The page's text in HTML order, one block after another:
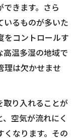
きます。さら
いるものが多いた
をコントロールす
高温多湿の地域で
理は欠かせませ
取り入れることが
空気が流れにく
くなります。その